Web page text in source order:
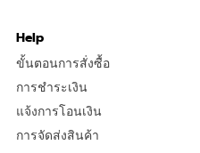
Help
ขั้นตอนการสั่งซื้อ
การชำระเงิน
แจ้งการโอนเงิน
การจัดส่งสินค้า